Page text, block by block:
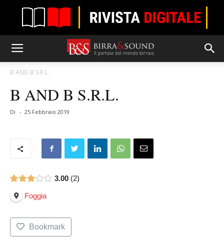
B AND B S.R.L.
B AND B S.R.L.
Di - 25 Febbraio 2019
3.00 2
Foggia
Bookmark